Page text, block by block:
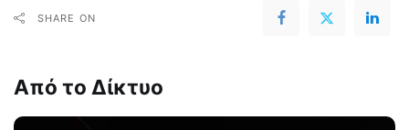
SHARE ON
Από το Δίκτυο